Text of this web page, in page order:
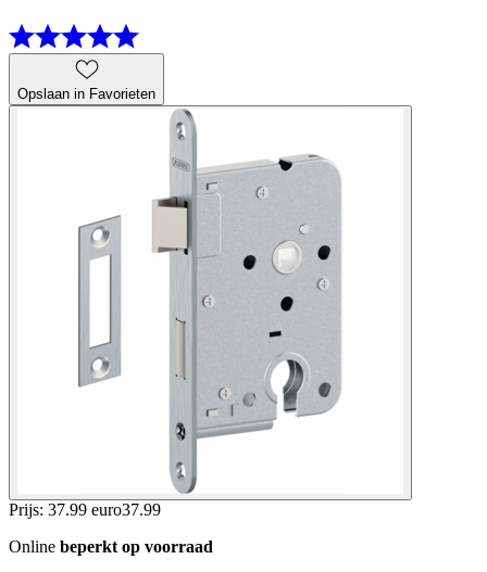
Opslaan in Favorieten
Prijs: 37.99 euro37.99
Online beperkt op voorraad